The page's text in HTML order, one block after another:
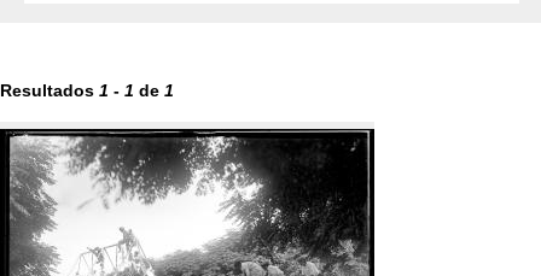
Resultados 1 - 1 de 1